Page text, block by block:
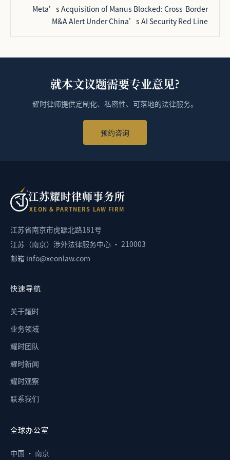
Meta’s Acquisition of Manus Blocked: Cross-Border
M&A Alert Under China’s AI Security Red Line
就本文议题需要专业意见?
耀时律师提供定制化、私密性、可落地的法律服务。
预约咨询
江苏耀时律师事务所
XEON & PARTNERS LAW FIRM
江苏省南京市虎踞北路181号
江苏（南京）涉外法律服务中心 · 210003
邮箱 info@xeonlaw.com
快速导航
关于耀时
业务领域
耀时团队
耀时新闻
耀时观察
联系我们
全球办公室
中国 · 南京